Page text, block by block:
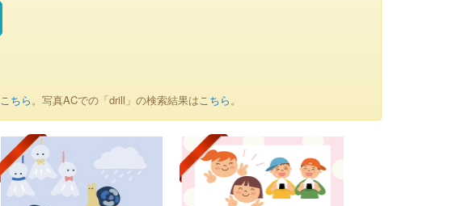
こちら。写真ACでの「drill」の検索結果はこちら。